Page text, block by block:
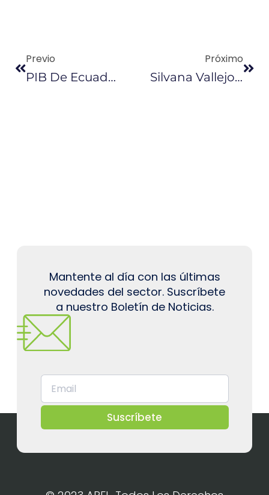
Previo
PIB De Ecuador Crecerá El 1,5% En 2018, Según Informe De La Cepal
Próximo
Silvana Vallejo: “Precios Se Duplicaron En Régimen Especial”
Mantente al día con las últimas
novedades del sector. Suscríbete
a nuestro Boletín de Noticias.
Suscríbete